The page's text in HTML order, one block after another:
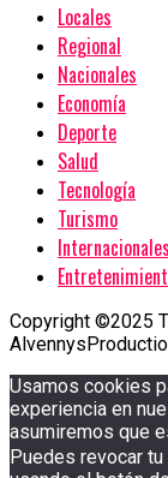
Locales
Regional
Nacionales
Economía
Deporte
Salud
Tecnología
Turismo
Internacionales
Copyright ©2025
Usamos cookies
experiencia en
asumiremos que
Puedes revocar